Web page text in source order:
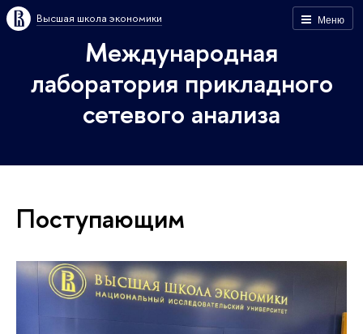
Меню
Высшая школа экономики
Международная
лаборатория прикладного
сетевого анализа
Поступающим